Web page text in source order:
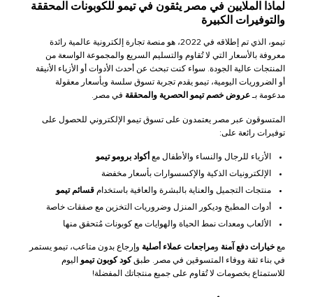
لماذا الملايين في مصر يثقون في تيمو للكوبونات المحققة
والتوفيرات الكبيرة
تيمو، الذي تم إطلاقه في 2022، هو منصة تجارة إلكترونية عالمية رائدة
معروفة بالأسعار التي لا تُقاوم والتسليم السريع والمجموعة الواسعة من
المنتجات عالية الجودة. سواء كنت تبحث عن أحدث الأدوات أو الأزياء الأنيقة
أو الضروريات اليومية، تيمو يقدم تجربة تسوق سلسة وبأسعار معقولة
مدعومة بـ عروض خصم تيمو الحصرية والمحققة في مصر.
المتسوقون عبر مصر يعتمدون على تسوق تيمو الإلكتروني للحصول على
توفيرات رائعة على:
الأزياء للرجال والنساء والأطفال مع أكواد برومو تيمو
الإلكترونيات الذكية والإكسسوارات بأسعار مخفضة
منتجات التجميل والعناية بالبشرة والعافية باستخدام قسائم تيمو
أدوات المطبخ وديكور المنزل وضروريات التخزين مع صفقات خاصة
الألعاب ومعدات نمط الحياة والهوايات مع كوبونات مُتحقق منها
مع خيارات دفع آمنة ومراجعات عملاء أصلية وإرجاع بدون متاعب، تيمو يستمر
في بناء ثقة ووفاء المتسوقين في مصر. طبقكود كوبون تيمو اليوم
للاستمتاع بخصومات لا تُقاوم على جميع منتجاتك المفضلة!